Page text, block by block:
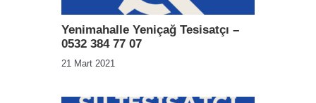
Yenimahalle Yeniçağ Tesisatçı –
0532 384 77 07
21 Mart 2021